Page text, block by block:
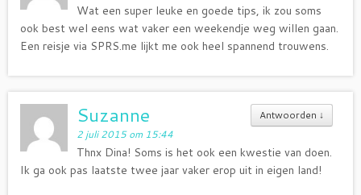
Wat een super leuke en goede tips, ik zou soms
ook best wel eens wat vaker een weekendje weg willen gaan.
Een reisje via SPRS.me lijkt me ook heel spannend trouwens.
Antwoorden ↓
Suzanne
2 juli 2015 om 15:44
Thnx Dina! Soms is het ook een kwestie van doen.
Ik ga ook pas laatste twee jaar vaker erop uit in eigen land!